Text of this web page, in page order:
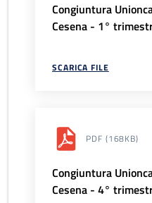
Congiuntura
Cesena - 1°
SCARICA FILE
PDF (168KB)
Congiuntura
Cesena - 4°